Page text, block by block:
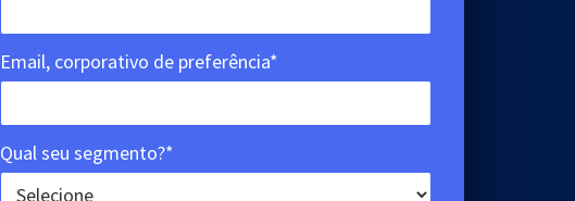
Email, corporativo de preferência*
Qual seu segmento?*